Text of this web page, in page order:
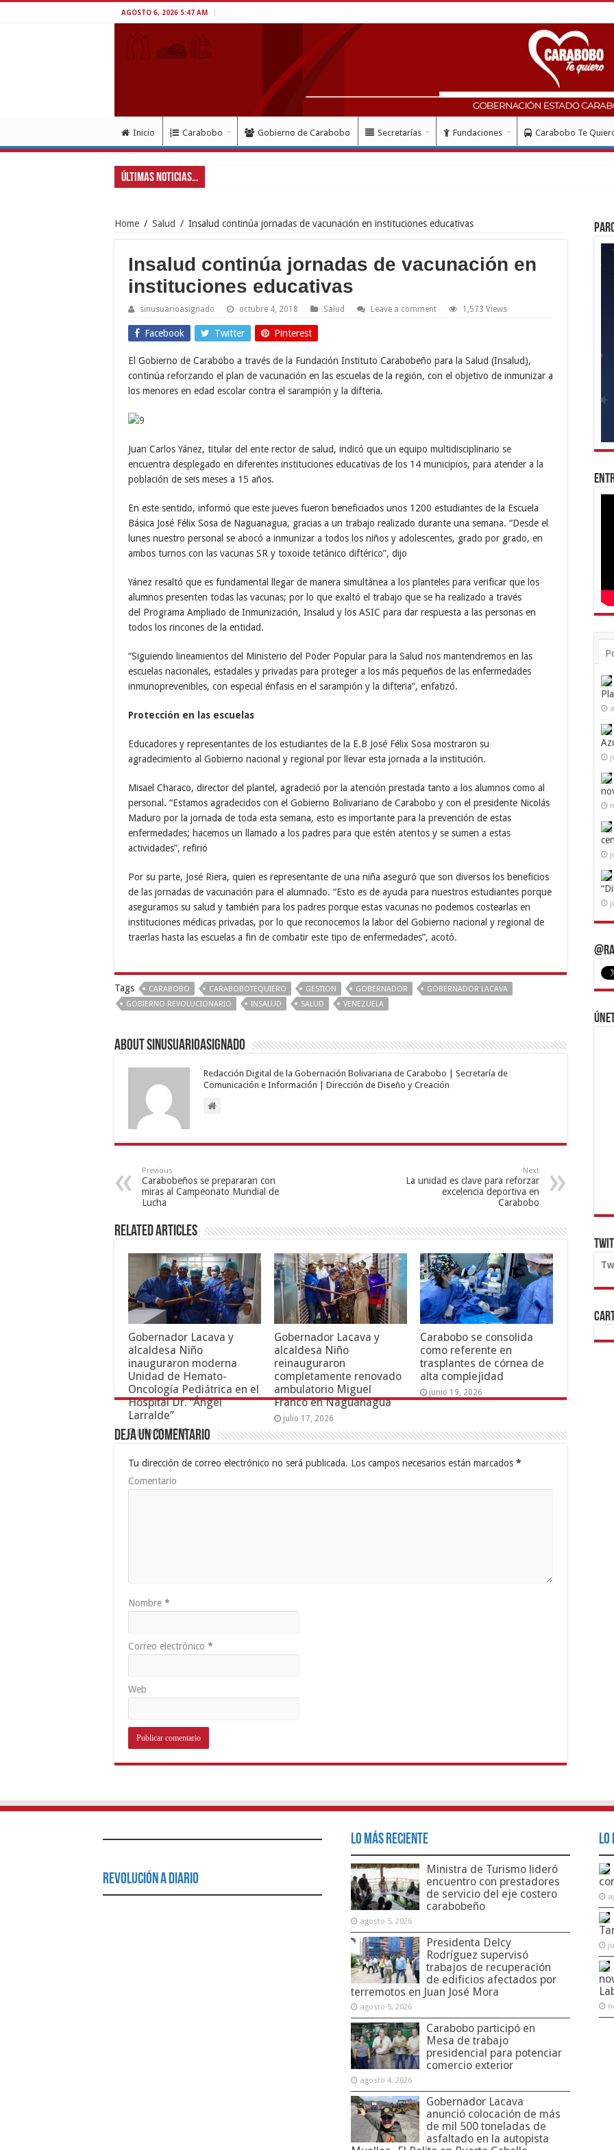
AGOSTO 6, 2026 5:47 AM
Inicio Carabobo Gobierno de Carabobo Secretarías Fundaciones Carabobo Te
Últimas Noticias...
Home / Salud / Insalud continúa jornadas de vacunación en instituciones educativas
Insalud continúa jornadas de vacunación en
instituciones educativas
sinusuarioasignado octubre 4, 2018 Salud Leave a comment 1,573 Views
Facebook Twitter Pinterest
El Gobierno de Carabobo a través de la Fundación Instituto Carabobeño para la Salud (Insalud),
continúa reforzando el plan de vacunación en las escuelas de la región, con el objetivo de inmunizar a
los menores en edad escolar contra el sarampión y la difteria.
Juan Carlos Yánez, titular del ente rector de salud, indicó que un equipo multidisciplinario se
encuentra desplegado en diferentes instituciones educativas de los 14 municipios, para atender a la
población de seis meses a 15 años.
En este sentido, informó que este jueves fueron beneficiados unos 1200 estudiantes de la Escuela
Básica José Félix Sosa de Naguanagua, gracias a un trabajo realizado durante una semana. “Desde el
lunes nuestro personal se abocó a inmunizar a todos los niños y adolescentes, grado por grado, en
ambos turnos con las vacunas SR y toxoide tetánico diftérico”, dijo
Yánez resaltó que es fundamental llegar de manera simultánea a los planteles para verificar que los
alumnos presenten todas las vacunas; por lo que exaltó el trabajo que se ha realizado a través
del Programa Ampliado de Inmunización, Insalud y los ASIC para dar respuesta a las personas en
todos los rincones de la entidad.
“Siguiendo lineamientos del Ministerio del Poder Popular para la Salud nos mantendremos en las
escuelas nacionales, estadales y privadas para proteger a los más pequeños de las enfermedades
inmunoprevenibles, con especial énfasis en el sarampión y la difteria”, enfatizó.
Protección en las escuelas
Educadores y representantes de los estudiantes de la E.B José Félix Sosa mostraron su
agradecimiento al Gobierno nacional y regional por llevar esta jornada a la institución.
Misael Characo, director del plantel, agradeció por la atención prestada tanto a los alumnos como al
personal. “Estamos agradecidos con el Gobierno Bolivariano de Carabobo y con el presidente Nicolás
Maduro por la jornada de toda esta semana, esto es importante para la prevención de estas
enfermedades; hacemos un llamado a los padres para que estén atentos y se sumen a estas
actividades”, refirió
Por su parte, José Riera, quien es representante de una niña aseguró que son diversos los beneficios
de las jornadas de vacunación para el alumnado. “Esto es de ayuda para nuestros estudiantes porque
aseguramos su salud y también para los padres porque estas vacunas no podemos costearlas en
instituciones médicas privadas, por lo que reconocemos la labor del Gobierno nacional y regional de
traerlas hasta las escuelas a fin de combatir este tipo de enfermedades”, acotó.
Tags CARABOBO CARABOBOTEQUIERO GESTION GOBERNADOR
GOBERNADOR LACAVA
GOBIERNO REVOLUCIONARIO
INSALUD SALUD VENEZUELA
About sinusuarioasignado
Redacción Digital de la Gobernación Bolivariana de Carabobo | Secretaría de
Comunicación e Información | Dirección de Diseño y Creación
Previous
Carabobeños se prepararan con
miras al Campeonato Mundial de
Lucha
Next
La unidad es clave para reforzar
excelencia deportiva en
Carabobo
Related Articles
Gobernador Lacava y
alcaldesa Niño
inauguraron moderna
Unidad de Hemato-
Oncología Pediátrica en el
Hospital Dr. “Ángel
Larralde”
julio 21, 2026
Gobernador Lacava y
alcaldesa Niño
reinauguraron
completamente renovado
ambulatorio Miguel
Franco en Naguanagua
julio 17, 2026
Carabobo se consolida
como referente en
trasplantes de córnea de
alta complejidad
junio 19, 2026
Deja un comentario
Tu dirección de correo electrónico no será publicada. Los campos necesarios están marcados *
Comentario
Nombre *
Correo electrónico *
Web
Revolución a Diario
Lo Más Reciente
Ministra de Turismo lideró
encuentro con prestadores
de servicio del eje costero
carabobeño
agosto 5, 2026
Presidenta Delcy
Rodríguez supervisó
trabajos de recuperación
de edificios afectados por
terremotos en Juan José Mora
agosto 5, 2026
Carabobo participó en
Mesa de trabajo
presidencial para potenciar
comercio exterior
agosto 4, 2026
Gobernador Lacava
anunció colocación de más
de mil 500 toneladas de
asfaltado en la autopista
Lo